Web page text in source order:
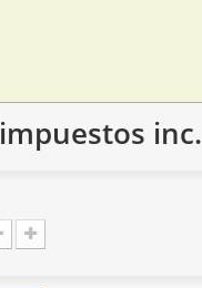
impuestos inc.